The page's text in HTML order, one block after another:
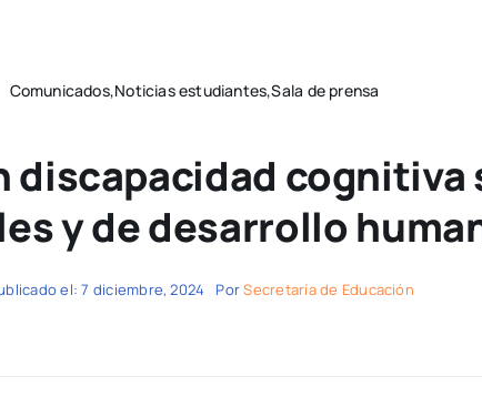
Comunicados,Noticias estudiantes,Sala de prensa
cognitiva
y de desarrollo
el: 7 diciembre, 2024 PorSecretaría de Educación